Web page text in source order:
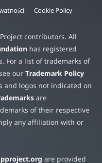
Cookie Policy
contributors. All
has registered
For a list of trademarks of
our Trademark Policy
and logos not indicated on
are
of their respective
any affiliation with or
are provided